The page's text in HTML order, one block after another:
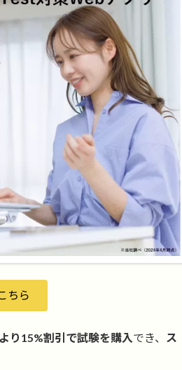
ちら
り15%割引で試験を購入でき、 ス